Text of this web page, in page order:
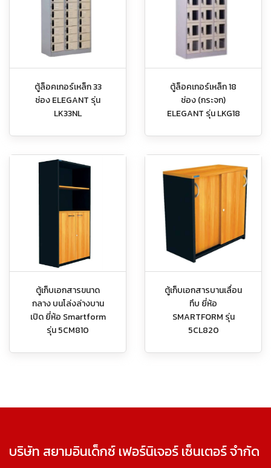
ตู้ล็อคเกอร์เหล็ก 33
ช่อง ELEGANT รุ่น
LK33NL
ตู้ล็อคเกอร์เหล็ก 18
ช่อง (กระจก)
ELEGANT รุ่น LKG18
ตู้เก็บเอกสารขนาด
กลาง บนโล่งล่างบาน
เปิด ยี่ห้อ Smartform
รุ่น 5CM810
ตู้เก็บเอกสารบานเลื่อน
ทึบ ยี่ห้อ
SMARTFORM รุ่น
5CL820
บริษัท สยามอินเด็กซ์ เฟอร์นิเจอร์ เซ็นเตอร์ จำกัด